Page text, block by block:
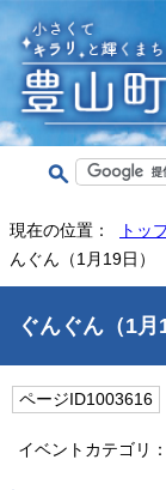
現在の位置： トッ
んぐん（1月19日）
ぐんぐん（1月
ページID1003616
イベントカテゴリ：